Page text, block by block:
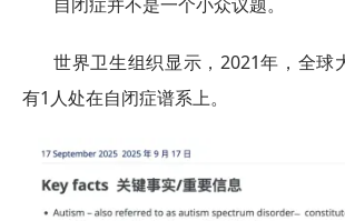
世界卫生组织显示，2021年，全球
有1人处在自闭症谱系上。